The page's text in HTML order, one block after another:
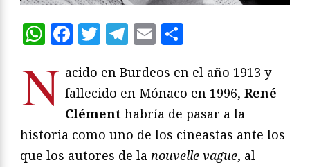
WhatsApp
Facebook
Twitter
Telegram
Email
N acido en Burdeos en el año 1913 y
fallecido en Mónaco en 1996, René
Clément habría de pasar a la
historia como uno de los cineastas ante los
que los autores de la nouvelle vague, al